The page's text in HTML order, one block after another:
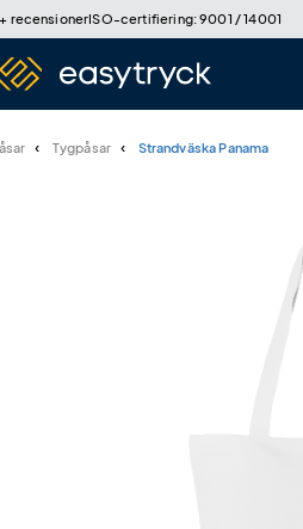
recensionerISO-certifiering: 9001 / 14001
Tygpåsar Strandväska Panama